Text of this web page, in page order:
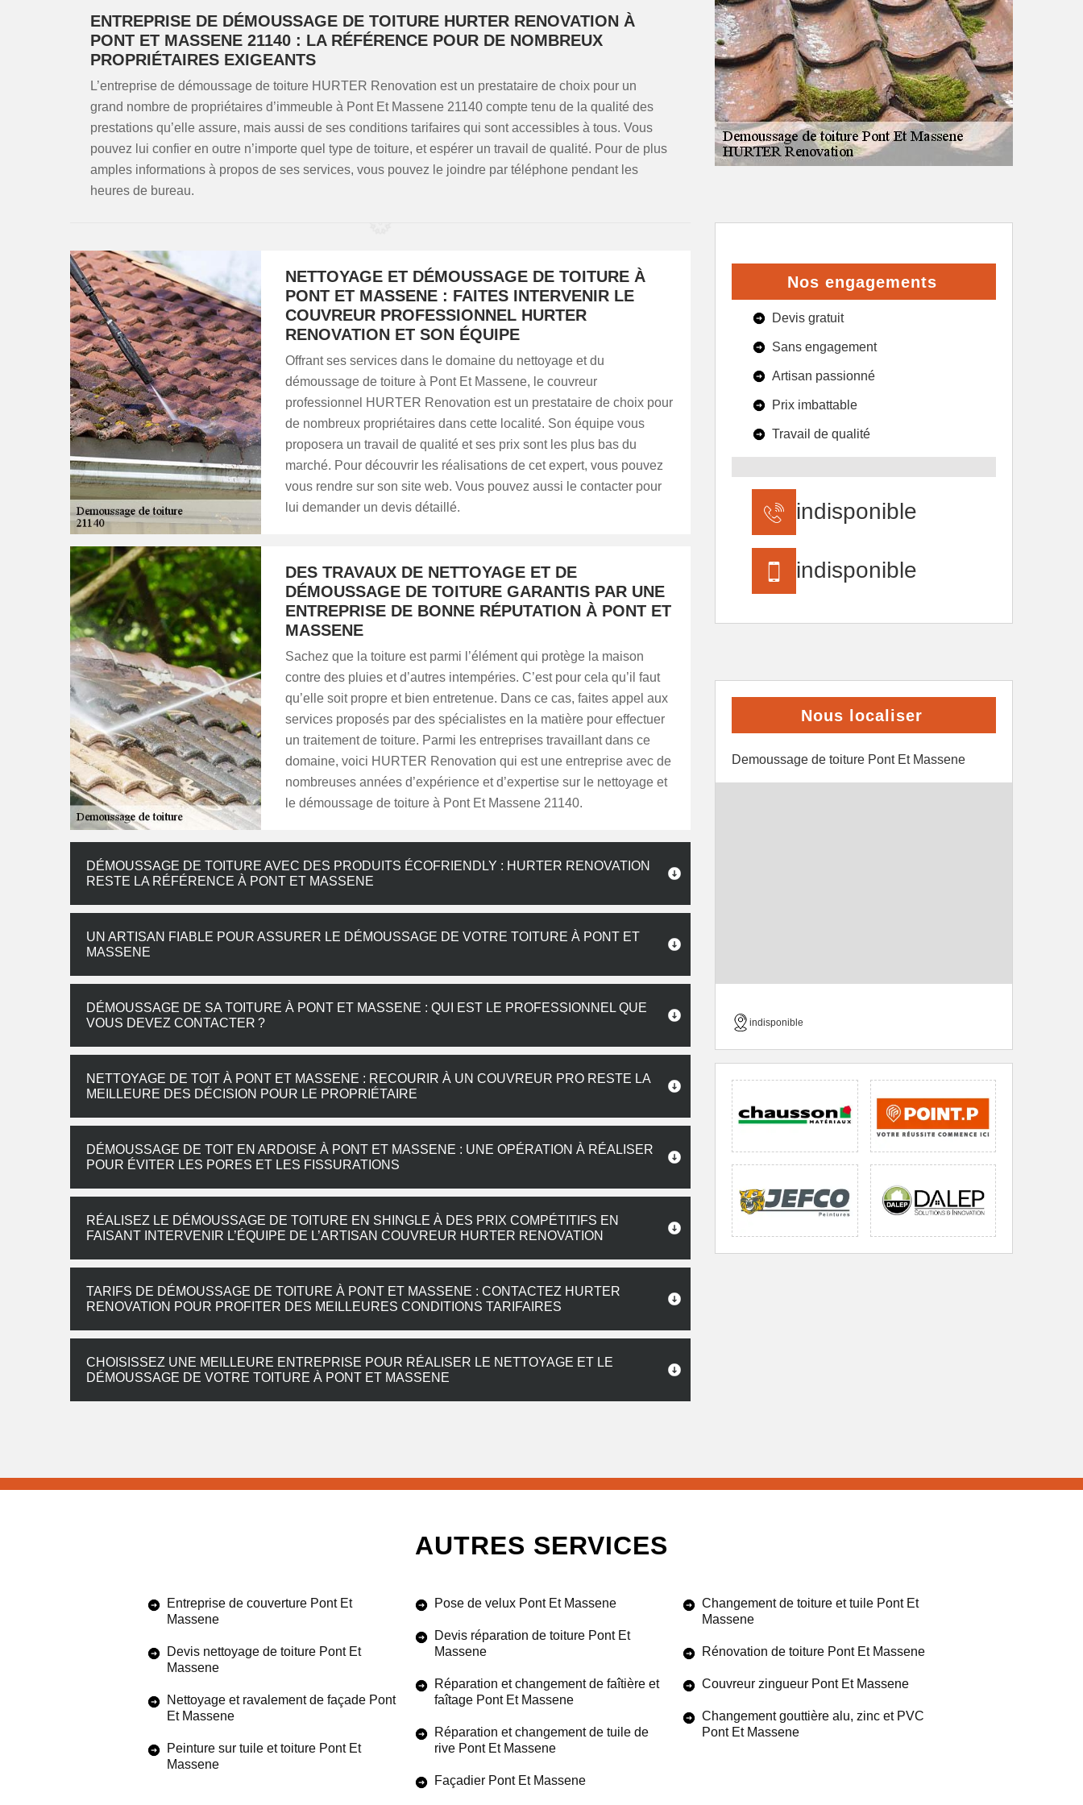
ENTREPRISE DE DÉMOUSSAGE DE TOITURE HURTER RENOVATION À
PONT ET MASSENE 21140 : LA RÉFÉRENCE POUR DE NOMBREUX
PROPRIÉTAIRES EXIGEANTS
L’entreprise de démoussage de toiture HURTER Renovation est un prestataire de choix pour un
grand nombre de propriétaires d’immeuble à Pont Et Massene 21140 compte tenu de la qualité des
prestations qu’elle assure, mais aussi de ses conditions tarifaires qui sont accessibles à tous. Vous
pouvez lui confier en outre n’importe quel type de toiture, et espérer un travail de qualité. Pour de plus
amples informations à propos de ses services, vous pouvez le joindre par téléphone pendant les
heures de bureau.
NETTOYAGE ET DÉMOUSSAGE DE TOITURE À
PONT ET MASSENE : FAITES INTERVENIR LE
COUVREUR PROFESSIONNEL HURTER
RENOVATION ET SON ÉQUIPE
Offrant ses services dans le domaine du nettoyage et du
démoussage de toiture à Pont Et Massene, le couvreur
professionnel HURTER Renovation est un prestataire de choix pour
de nombreux propriétaires dans cette localité. Son équipe vous
proposera un travail de qualité et ses prix sont les plus bas du
marché. Pour découvrir les réalisations de cet expert, vous pouvez
vous rendre sur son site web. Vous pouvez aussi le contacter pour
lui demander un devis détaillé.
DES TRAVAUX DE NETTOYAGE ET DE
DÉMOUSSAGE DE TOITURE GARANTIS PAR UNE
ENTREPRISE DE BONNE RÉPUTATION À PONT ET
MASSENE
Sachez que la toiture est parmi l’élément qui protège la maison
contre des pluies et d’autres intempéries. C’est pour cela qu’il faut
qu’elle soit propre et bien entretenue. Dans ce cas, faites appel aux
services proposés par des spécialistes en la matière pour effectuer
un traitement de toiture. Parmi les entreprises travaillant dans ce
domaine, voici HURTER Renovation qui est une entreprise avec de
nombreuses années d’expérience et d’expertise sur le nettoyage et
le démoussage de toiture à Pont Et Massene 21140.
DÉMOUSSAGE DE TOITURE AVEC DES PRODUITS ÉCOFRIENDLY : HURTER RENOVATION
RESTE LA RÉFÉRENCE À PONT ET MASSENE
UN ARTISAN FIABLE POUR ASSURER LE DÉMOUSSAGE DE VOTRE TOITURE À PONT ET
MASSENE
DÉMOUSSAGE DE SA TOITURE À PONT ET MASSENE : QUI EST LE PROFESSIONNEL QUE
VOUS DEVEZ CONTACTER ?
NETTOYAGE DE TOIT À PONT ET MASSENE : RECOURIR À UN COUVREUR PRO RESTE LA
MEILLEURE DES DÉCISION POUR LE PROPRIÉTAIRE
DÉMOUSSAGE DE TOIT EN ARDOISE À PONT ET MASSENE : UNE OPÉRATION À RÉALISER
POUR ÉVITER LES PORES ET LES FISSURATIONS
RÉALISEZ LE DÉMOUSSAGE DE TOITURE EN SHINGLE À DES PRIX COMPÉTITIFS EN
FAISANT INTERVENIR L’ÉQUIPE DE L’ARTISAN COUVREUR HURTER RENOVATION
TARIFS DE DÉMOUSSAGE DE TOITURE À PONT ET MASSENE : CONTACTEZ HURTER
RENOVATION POUR PROFITER DES MEILLEURES CONDITIONS TARIFAIRES
CHOISISSEZ UNE MEILLEURE ENTREPRISE POUR RÉALISER LE NETTOYAGE ET LE
DÉMOUSSAGE DE VOTRE TOITURE À PONT ET MASSENE
Nos engagements
Devis gratuit
Sans engagement
Artisan passionné
Prix imbattable
Travail de qualité
indisponible
indisponible
Nous localiser
Demoussage de toiture Pont Et Massene
indisponible
AUTRES SERVICES
Entreprise de couverture Pont Et
Massene
Devis nettoyage de toiture Pont Et
Massene
Nettoyage et ravalement de façade Pont
Et Massene
Peinture sur tuile et toiture Pont Et
Massene
Pose de velux Pont Et Massene
Devis réparation de toiture Pont Et
Massene
Réparation et changement de faîtière et
faîtage Pont Et Massene
Réparation et changement de tuile de
rive Pont Et Massene
Façadier Pont Et Massene
Changement de toiture et tuile Pont Et
Massene
Rénovation de toiture Pont Et Massene
Couvreur zingueur Pont Et Massene
Changement gouttière alu, zinc et PVC
Pont Et Massene